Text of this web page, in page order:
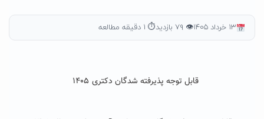
۱۳ خرداد ۱۴۰۵ 👁 ۷۹ بازدید ⏱ ۱ دقیقه مطالعه
قابل توجه پذیرفته شدگان دکتری ۱۴۰۵